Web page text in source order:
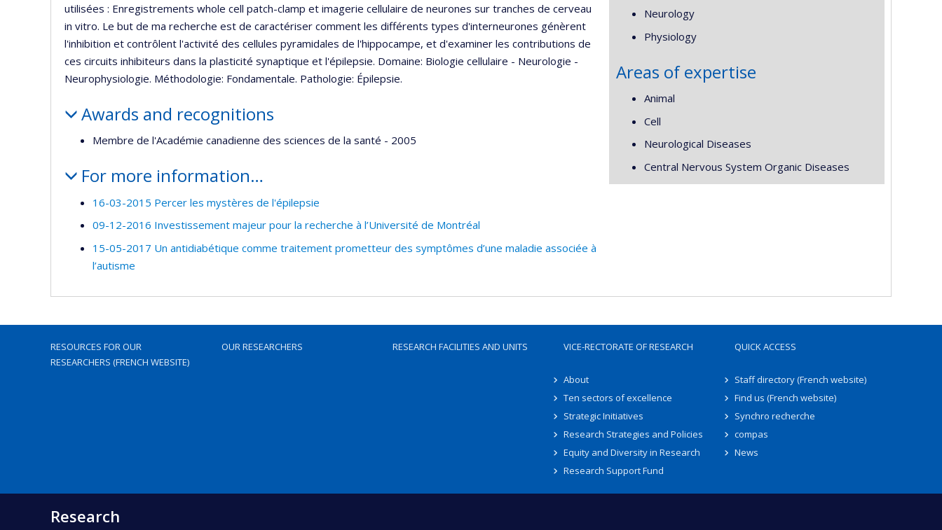
utilisées : Enregistrements whole cell patch-clamp et imagerie cellulaire de neurones sur tranches de cerveau
in vitro. Le but de ma recherche est de caractériser comment les différents types d'interneurones génèrent
l'inhibition et contrôlent l'activité des cellules pyramidales de l'hippocampe, et d'examiner les contributions de
ces circuits inhibiteurs dans la plasticité synaptique et l'épilepsie. Domaine: Biologie cellulaire - Neurologie -
Neurophysiologie. Méthodologie: Fondamentale. Pathologie: Épilepsie.
Awards and recognitions
Membre de l'Académie canadienne des sciences de la santé - 2005
For more information…
16-03-2015 Percer les mystères de l'épilepsie
09-12-2016 Investissement majeur pour la recherche à l’Université de Montréal
15-05-2017 Un antidiabétique comme traitement prometteur des symptômes d’une maladie associée à
l’autisme
Neurology
Physiology
Areas of expertise
Animal
Cell
Neurological Diseases
Central Nervous System Organic Diseases
RESOURCES FOR OUR
RESEARCHERS (FRENCH WEBSITE)
OUR RESEARCHERS RESEARCH FACILITIES AND UNITS VICE-RECTORATE OF RESEARCH
About
Ten sectors of excellence
Strategic Initiatives
Research Strategies and Policies
Equity and Diversity in Research
Research Support Fund
QUICK ACCESS
Staff directory (French website)
Find us (French website)
Synchro recherche
compas
News
Research